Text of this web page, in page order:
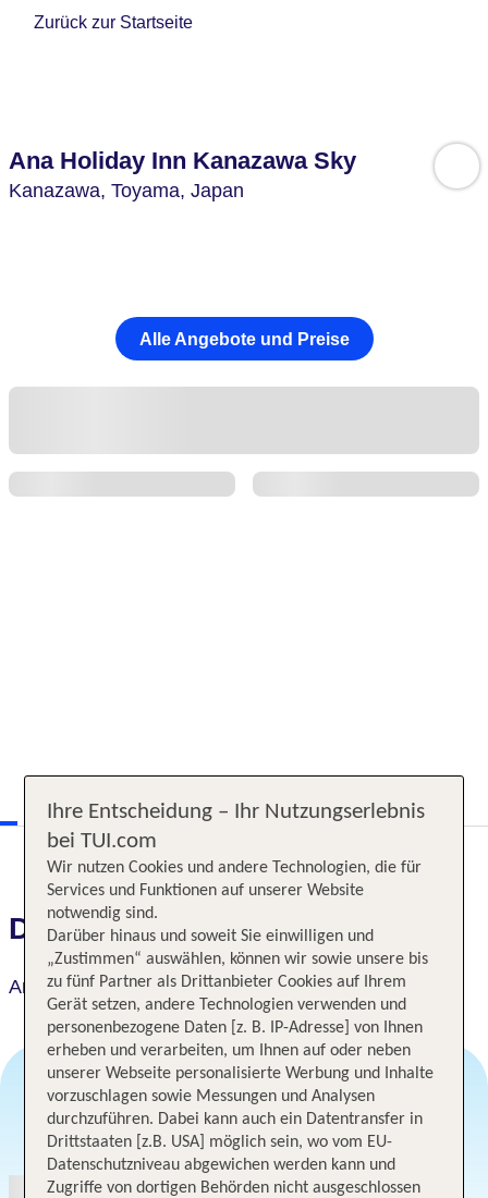
Zurück zur Startseite
Ana Holiday Inn Kanazawa Sky
Kanazawa, Toyama, Japan
Alle Angebote und Preise
Das erwartet Sie
Ana Holiday Inn Kanazawa Sky
Angebotsauswahl
Ihre Entscheidung – Ihr Nutzungserlebnis
bei TUI.com
Wir nutzen Cookies und andere Technologien, die für
Services und Funktionen auf unserer Website
notwendig sind.
Darüber hinaus und soweit Sie einwilligen und
„Zustimmen“ auswählen, können wir sowie unsere bis
zu fünf Partner als Drittanbieter Cookies auf Ihrem
Gerät setzen, andere Technologien verwenden und
personenbezogene Daten [z. B. IP-Adresse] von Ihnen
erheben und verarbeiten, um Ihnen auf oder neben
unserer Webseite personalisierte Werbung und Inhalte
vorzuschlagen sowie Messungen und Analysen
durchzuführen. Dabei kann auch ein Datentransfer in
Drittstaaten [z.B. USA] möglich sein, wo vom EU-
Datenschutzniveau abgewichen werden kann und
Zugriffe von dortigen Behörden nicht ausgeschlossen